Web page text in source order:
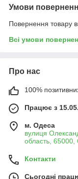
Умови
Повернення товару
Всі умови
Про нас
100%
Працює з
м. Одеса
вулиця
область, 65000,
Контакти
Сьогодні